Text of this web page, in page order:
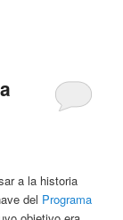
a la historia
del Programa